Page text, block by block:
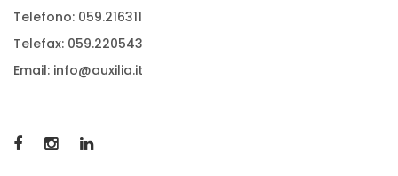
Telefono: 059.216311
Telefax: 059.220543
Email: info@auxilia.it